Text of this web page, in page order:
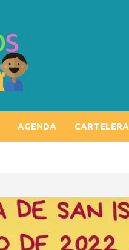
AGENDA CARTELERA